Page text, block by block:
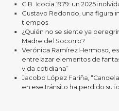
C.B. Icocia 1979: un 2025
Gustavo Redondo, una figura
tiempos
¿Quién no se siente ya
Madre del Socorro?
Verónica Ramírez Hermoso,
entrelazar elementos de
vida cotidiana”
Jacobo López Fariña,
en ese tránsito ha perdido su